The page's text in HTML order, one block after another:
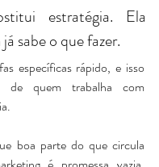
estratégia. Ela
sabe o que fazer.
específicas rápido, e isso
quem trabalha com
boa parte do que circula